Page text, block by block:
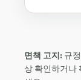
면책 고지: 규
상 확인하거나